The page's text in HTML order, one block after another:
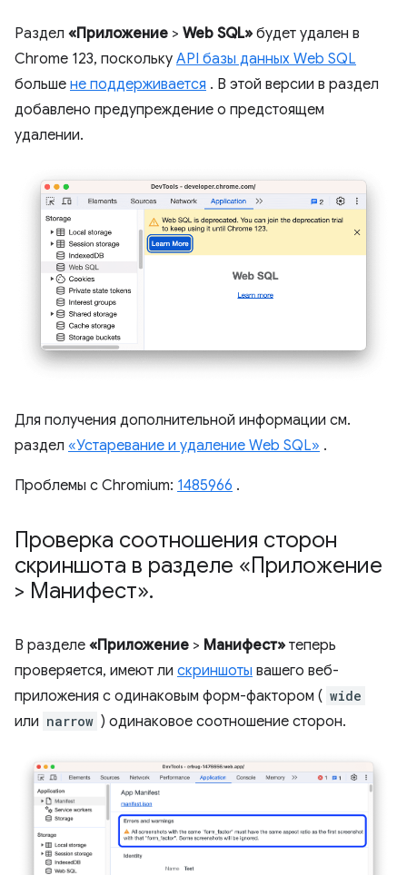
Раздел «Приложение > Web SQL» будет удален в
Chrome 123, поскольку API базы данных Web SQL
больше не поддерживается . В этой версии в раздел
добавлено предупреждение о предстоящем
удалении.
Для получения дополнительной информации см.
раздел «Устаревание и удаление Web SQL» .
Проблемы с Chromium: 1485966 .
Проверка соотношения сторон
скриншота в разделе «Приложение
> Манифест».
В разделе «Приложение > Манифест» теперь
проверяется, имеют ли скриншоты вашего веб-
приложения с одинаковым форм-фактором ( wide
или narrow ) одинаковое соотношение сторон.